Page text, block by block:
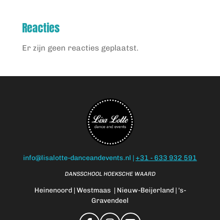
Reacties
Er zijn geen reacties geplaatst.
info@lisalotte-danceandevents.nl |+31 - 633 932 591
DANSSCHOOL HOEKSCHE WAARD
Heinenoord | Westmaas | Nieuw-Beijerland | 's-
Gravendeel